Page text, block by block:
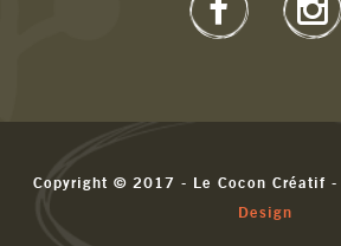
Copyright © 2017 - Le Cocon Créatif -
Design